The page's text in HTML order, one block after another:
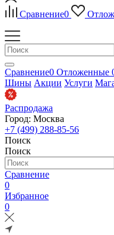
Сравнение0
Сравнение0 Отложенные
Шины Акции Услуги
Распродажа
Город: Москва
+7 (499) 288-85-56
Поиск
Поиск
Сравнение
0
Избранное
0